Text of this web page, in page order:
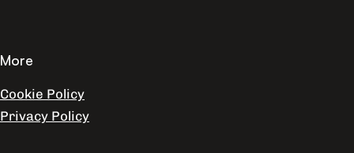
More
Cookie Policy
Privacy Policy